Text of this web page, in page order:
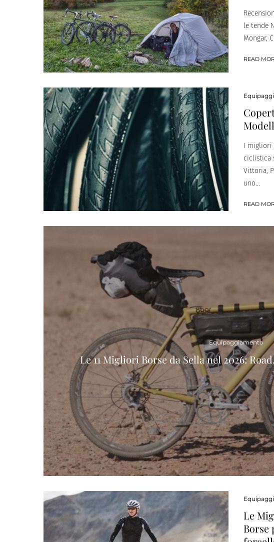
le tende
Mongar,
READ
I migliori
ciclistica
Vittoria,
uno...
READ
Equipaggiamento
Le 11 Migliori Borse da Sella nel 2026:
Le
Borse